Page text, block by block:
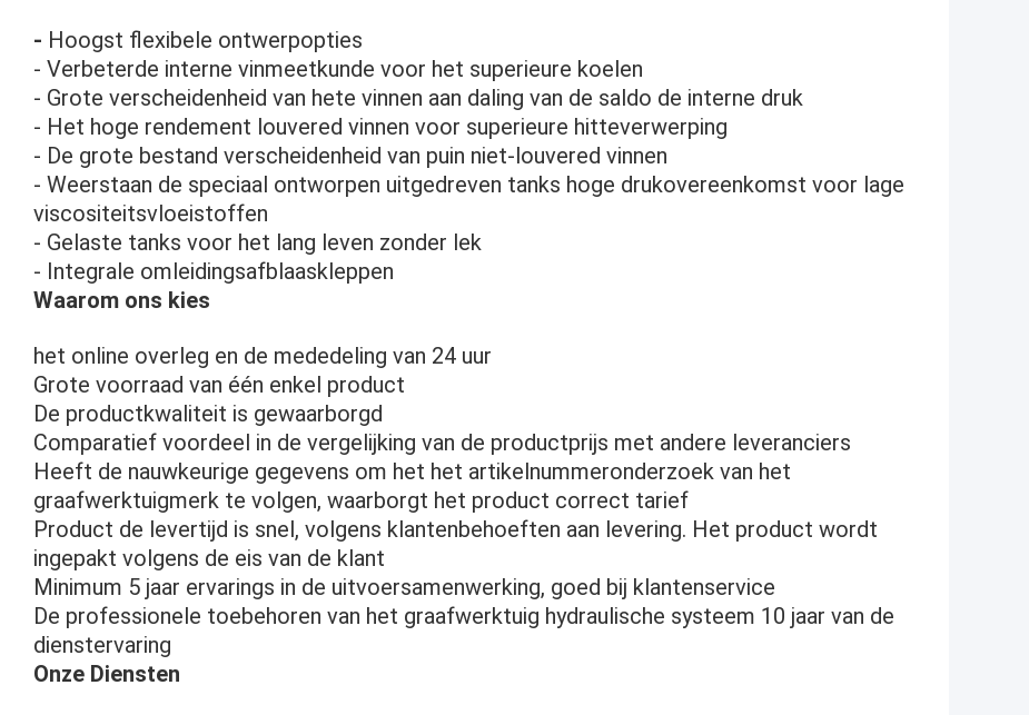
- Hoogst flexibele ontwerpopties
- Verbeterde interne vinmeetkunde voor het superieure koelen
- Grote verscheidenheid van hete vinnen aan daling van de saldo de interne druk
- Het hoge rendement louvered vinnen voor superieure hitteverwerping
- De grote bestand verscheidenheid van puin niet-louvered vinnen
- Weerstaan de speciaal ontworpen uitgedreven tanks hoge drukovereenkomst voor lage
viscositeitsvloeistoffen
- Gelaste tanks voor het lang leven zonder lek
- Integrale omleidingsafblaaskleppen
Waarom ons kies
het online overleg en de mededeling van 24 uur
Grote voorraad van één enkel product
De productkwaliteit is gewaarborgd
Comparatief voordeel in de vergelijking van de productprijs met andere leveranciers
Heeft de nauwkeurige gegevens om het het artikelnummeronderzoek van het
graafwerktuigmerk te volgen, waarborgt het product correct tarief
Product de levertijd is snel, volgens klantenbehoeften aan levering. Het product wordt
ingepakt volgens de eis van de klant
Minimum 5 jaar ervarings in de uitvoersamenwerking, goed bij klantenservice
De professionele toebehoren van het graafwerktuig hydraulische systeem 10 jaar van de
dienstervaring
Onze Diensten